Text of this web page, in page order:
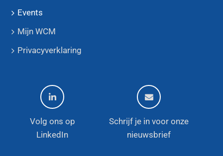
Events
Mijn WCM
Privacyverklaring
Volg ons op
LinkedIn
Schrijf je in voor onze
nieuwsbrief